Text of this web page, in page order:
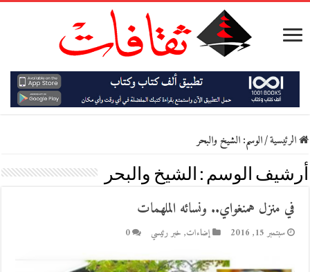
الرئيسية/الوسم:الشيخ والبحر
أرشيف الوسم : الشيخ والبحر
في منزل همنغواي.. ونسائه الملهمات
سبتمبر 15, 2016 إضاءات, خبر رئيسي 0